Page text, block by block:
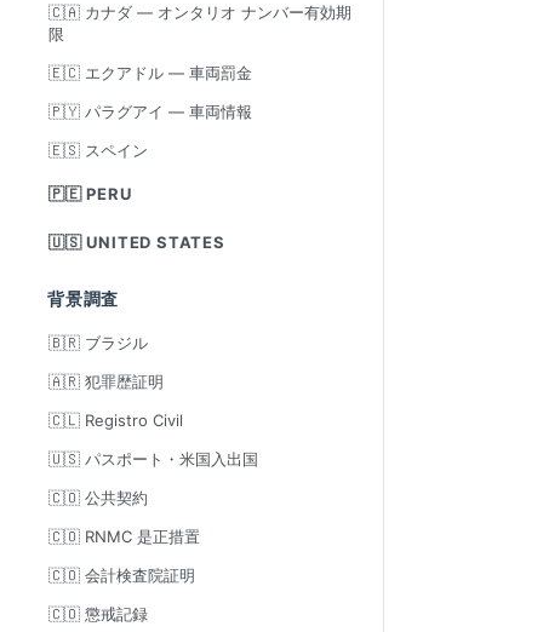
🇨🇦 カナダ — オンタリオ ナンバー有効期
限
🇪🇨 エクアドル — 車両罰金
🇵🇾 パラグアイ — 車両情報
🇪🇸 スペイン
🇵🇪 PERU
🇺🇸 UNITED STATES
背景調査
🇧🇷 ブラジル
🇦🇷 犯罪歴証明
🇨🇱 Registro Civil
🇺🇸 パスポート・米国入出国
🇨🇴 公共契約
🇨🇴 RNMC 是正措置
🇨🇴 会計検査院証明
🇨🇴 懲戒記録